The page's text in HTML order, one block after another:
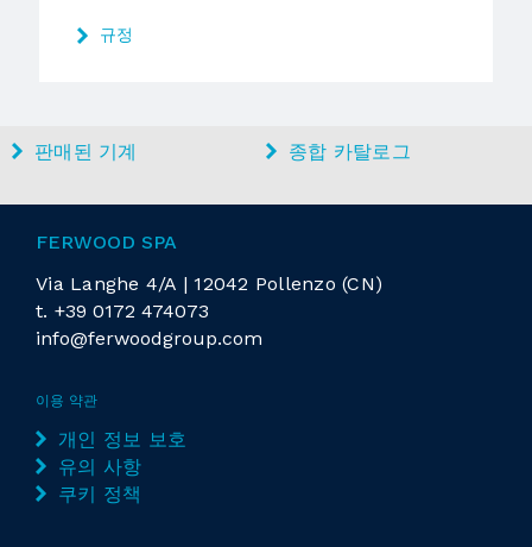
규정
판매된 기계 종합 카탈로그
FERWOOD SPA
Via Langhe 4/A | 12042 Pollenzo (CN)
t. +39 0172 474073
info@ferwoodgroup.com
이용 약관
개인 정보 보호
유의 사항
쿠키 정책